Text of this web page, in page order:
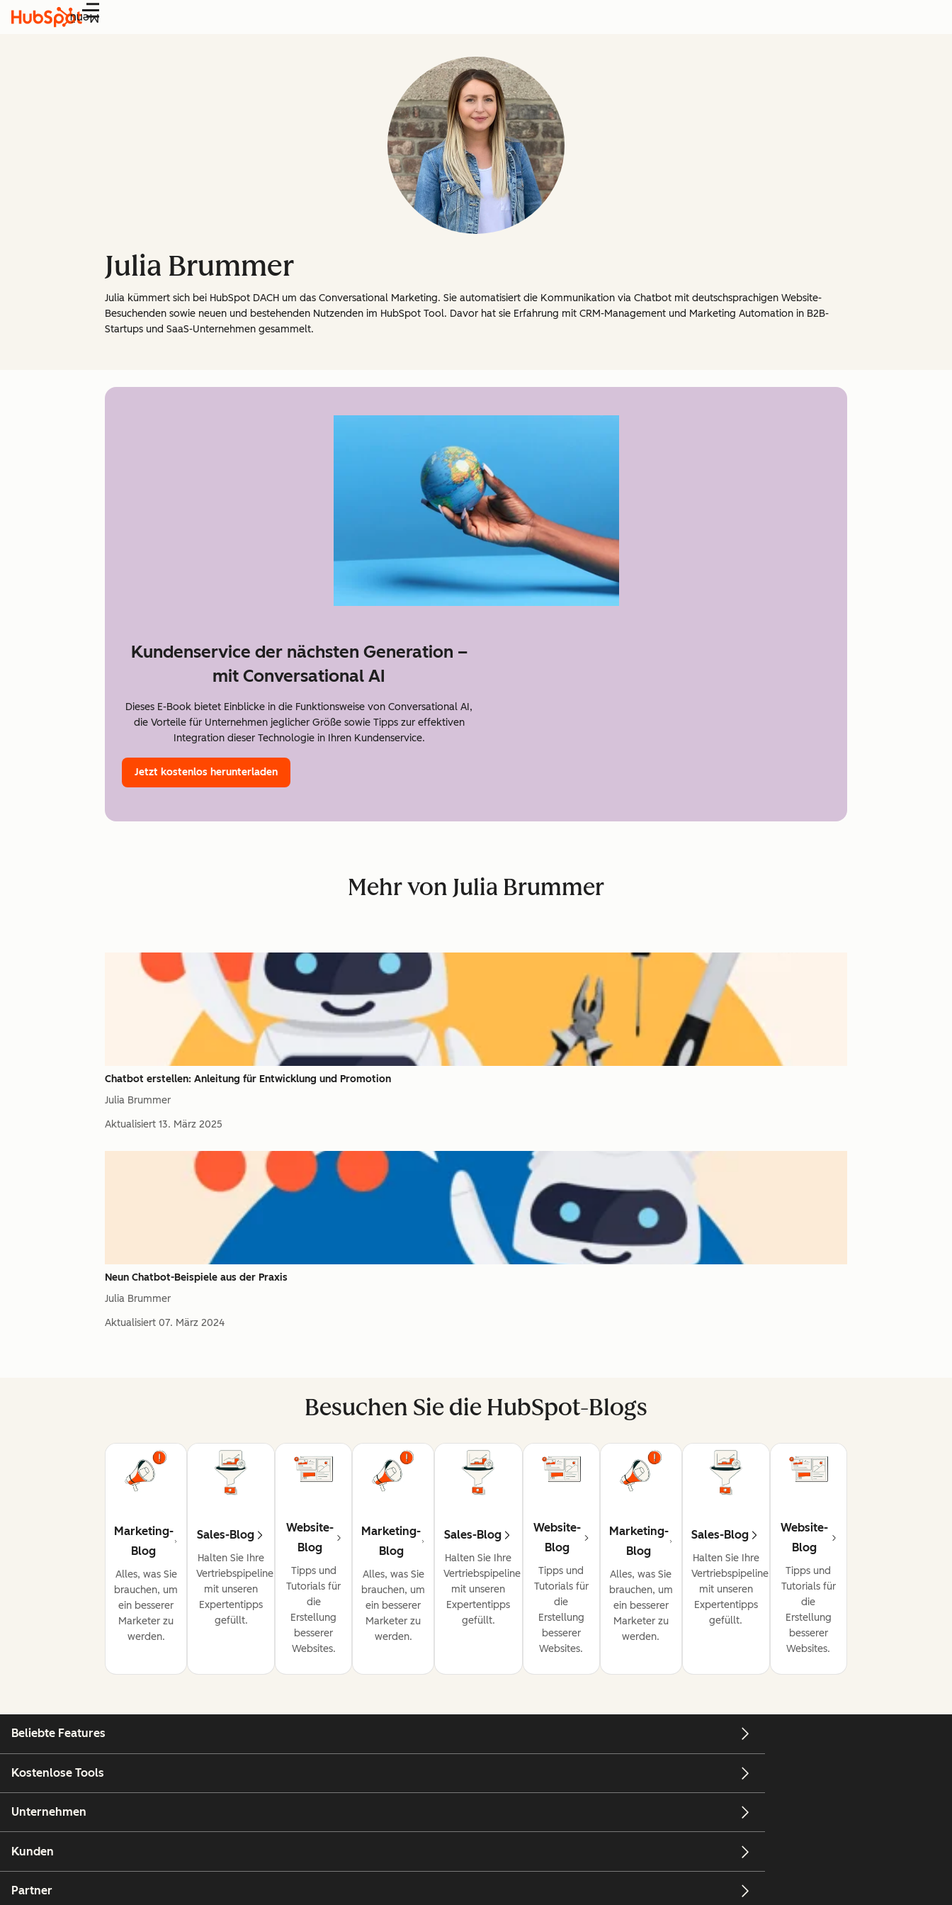
Menü
Julia Brummer
Julia kümmert sich bei HubSpot DACH um das Conversational Marketing. Sie automatisiert die Kommunikation via Chatbot mit deutschsprachigen Website-
Besuchenden sowie neuen und bestehenden Nutzenden im HubSpot Tool. Davor hat sie Erfahrung mit CRM-Management und Marketing Automation in B2B-
Startups und SaaS-Unternehmen gesammelt.
Kundenservice der nächsten Generation –
mit Conversational AI
Dieses E-Book bietet Einblicke in die Funktionsweise von Conversational AI,
die Vorteile für Unternehmen jeglicher Größe sowie Tipps zur effektiven
Integration dieser Technologie in Ihren Kundenservice.
Jetzt kostenlos herunterladen
Mehr von Julia Brummer
Chatbot erstellen: Anleitung für Entwicklung und Promotion
Julia Brummer
Aktualisiert 13. März 2025
Neun Chatbot-Beispiele aus der Praxis
Julia Brummer
Aktualisiert 07. März 2024
Besuchen Sie die HubSpot-Blogs
Marketing-
Blog
Alles, was Sie
brauchen, um
ein besserer
Marketer zu
werden.
Sales-Blog
Halten Sie Ihre
Vertriebspipeline
mit unseren
Expertentipps
gefüllt.
Website-
Blog
Tipps und
Tutorials für
die
Erstellung
besserer
Websites.
Marketing-
Blog
Alles, was Sie
brauchen, um
ein besserer
Marketer zu
werden.
Sales-Blog
Halten Sie Ihre
Vertriebspipeline
mit unseren
Expertentipps
gefüllt.
Website-
Blog
Tipps und
Tutorials für
die
Erstellung
besserer
Websites.
Marketing-
Blog
Alles, was Sie
brauchen, um
ein besserer
Marketer zu
werden.
Sales-Blog
Halten Sie Ihre
Vertriebspipeline
mit unseren
Expertentipps
gefüllt.
Website-
Blog
Tipps und
Tutorials für
die
Erstellung
besserer
Websites.
Beliebte Features
Kostenlose Tools
Unternehmen
Kunden
Partner